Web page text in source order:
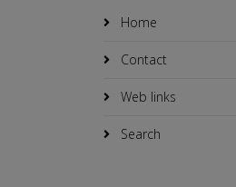
Home
Contact
Web links
Search